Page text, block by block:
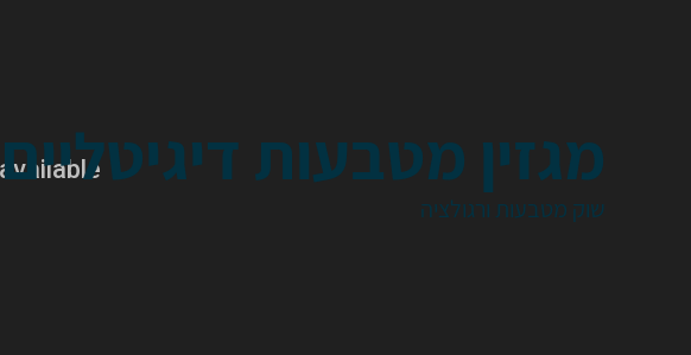
מגזין מטבעות דיגיטליים
שוק מטבעות ורגולציה